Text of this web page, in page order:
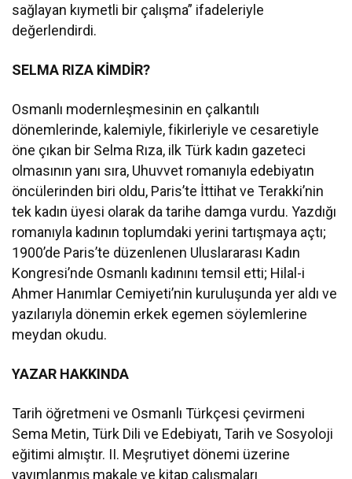
sağlayan kıymetli bir çalışma” ifadeleriyle
değerlendirdi.
SELMA RIZA KİMDİR?
Osmanlı modernleşmesinin en çalkantılı
dönemlerinde, kalemiyle, fikirleriyle ve cesaretiyle
öne çıkan bir Selma Rıza, ilk Türk kadın gazeteci
olmasının yanı sıra, Uhuvvet romanıyla edebiyatın
öncülerinden biri oldu, Paris’te İttihat ve Terakki’nin
tek kadın üyesi olarak da tarihe damga vurdu. Yazdığı
romanıyla kadının toplumdaki yerini tartışmaya açtı;
1900’de Paris’te düzenlenen Uluslararası Kadın
Kongresi’nde Osmanlı kadınını temsil etti; Hilal-i
Ahmer Hanımlar Cemiyeti’nin kuruluşunda yer aldı ve
yazılarıyla dönemin erkek egemen söylemlerine
meydan okudu.
YAZAR HAKKINDA
Tarih öğretmeni ve Osmanlı Türkçesi çevirmeni
Sema Metin, Türk Dili ve Edebiyatı, Tarih ve Sosyoloji
eğitimi almıştır. II. Meşrutiyet dönemi üzerine
yayımlanmış makale ve kitap çalışmaları